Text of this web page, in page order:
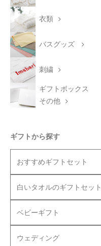
衣類
バスグッズ
刺繍
ギフトボックス
その他
ギフトから探す
おすすめギフトセット
白いタオルのギフトセット
ベビーギフト
ウェディング